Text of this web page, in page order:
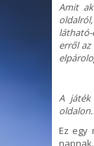
Amit
látható-
erről
A játék
oldalon.
Ez egy